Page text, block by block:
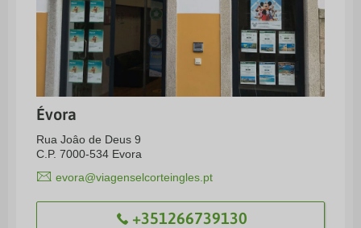
Évora
Rua Joâo de Deus 9
C.P. 7000-534 Evora
evora@viagenselcorteingles.pt
+351266739130